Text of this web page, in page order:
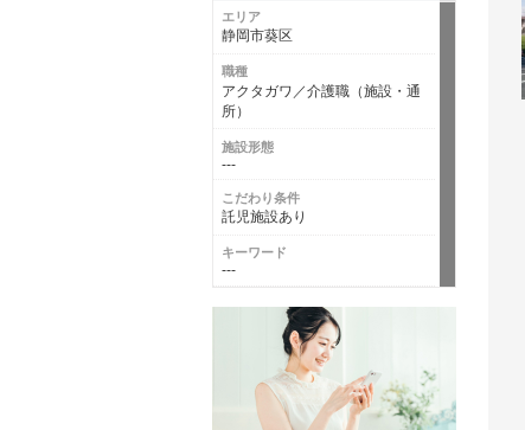
エリア
静岡市葵区
職種
アクタガワ／介護職（施設・通
所）
施設形態
---
こだわり条件
託児施設あり
キーワード
---